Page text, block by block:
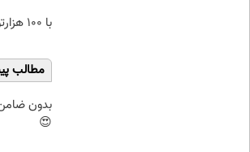
با ۱۰۰ هزارتومن طلا بخرید، اون هم قسطی
مطالب
بدون ضامن
😍